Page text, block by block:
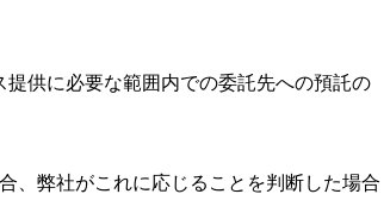
供に必要な範囲内での委託先への預託の
、弊社がこれに応じることを判断した場合